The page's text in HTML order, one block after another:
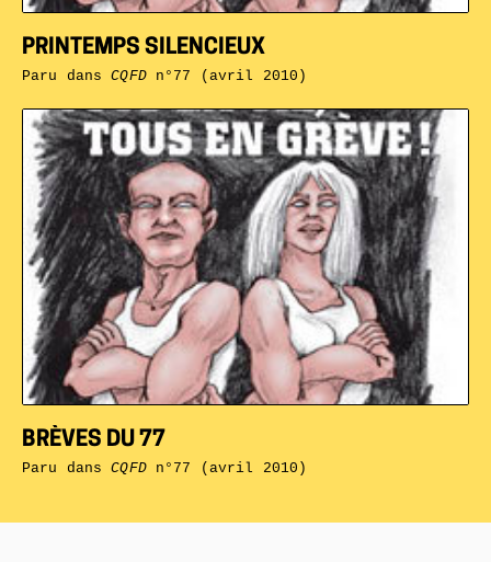
BRÈVES DU 77
Paru dansCQFDn°77 (avril 2010)
PRINTEMPS SILENCIEUX
Paru dansCQFDn°77 (avril 2010)